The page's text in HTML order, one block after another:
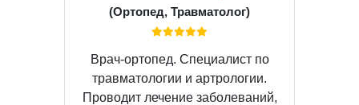
(Ортопед, Травматолог)
Врач-ортопед. Специалист по
травматологии и артрологии.
Проводит лечение заболеваний,